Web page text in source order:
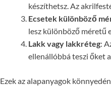
készíthetsz. Az
Ecsetek különböző
lesz különböző méretű
Lakk vagy lakkréteg:
ellenállóbbá teszi őket
Ezek az alapanyagok